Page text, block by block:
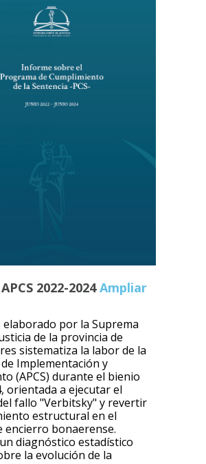
2022-2024Ampliar
elaborado por la Suprema
de la provincia de
sistematiza la labor de la
Implementación y
(APCS) durante el bienio
orientada a ejecutar el
fallo "Verbitsky" y revertir
estructural en el
encierro bonaerense.
diagnóstico estadístico
la evolución de la